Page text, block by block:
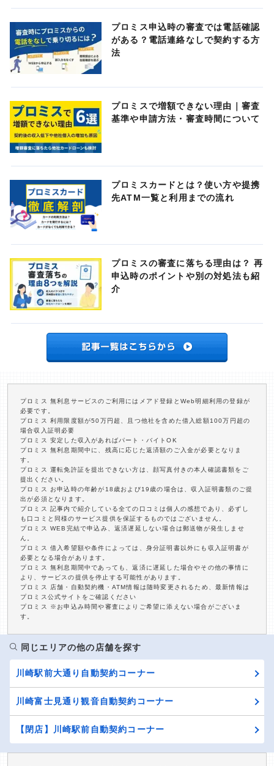
プロミス申込時の審査では電話確認
がある？電話連絡なしで契約する方
法
プロミスで増額できない理由｜審査
基準や申請方法・審査時間について
プロミスカードとは？使い方や提携
先ATM一覧と利用までの流れ
プロミスの審査に落ちる理由は？ 再
申込時のポイントや別の対処法も紹
介
プロミス 無利息サービスのご利用にはメアド登録とWeb明細利用の登録が
必要です。
プロミス 利用限度額が50万円超、且つ他社を含めた借入総額100万円超の
場合収入証明必要
プロミス 安定した収入があればパート・バイトOK
プロミス 無利息期間中に、残高に応じた返済額のご入金が必要となりま
す。
プロミス 運転免許証を提出できない方は、顔写真付きの本人確認書類をご
提出ください。
プロミス お申込時の年齢が18歳および19歳の場合は、収入証明書類のご提
出が必須となります。
プロミス 記事内で紹介している全ての口コミは個人の感想であり、必ずし
も口コミと同様のサービス提供を保証するものではございません。
プロミス WEB完結で申込み、返済遅延しない場合は郵送物が発生しませ
ん。
プロミス 借入希望額や条件によっては、身分証明書以外にも収入証明書が
必要となる場合があります。
プロミス 無利息期間中であっても、返済に遅延した場合やその他の事情に
より、サービスの提供を停止する可能性があります。
プロミス 店舗・自動契約機・ATM情報は随時変更されるため、最新情報は
プロミス公式サイトをご確認ください
プロミス ※お申込み時間や審査によりご希望に添えない場合がございま
す。
同じエリアの他の店舗を探す
川崎駅前大通り自動契約コーナー
川崎富士見通り観音自動契約コーナー
【閉店】川崎駅前自動契約コーナー